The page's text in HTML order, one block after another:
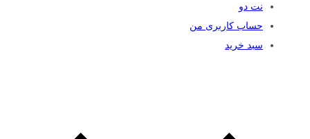
نت دو
حساب کاربری من
سبد خرید